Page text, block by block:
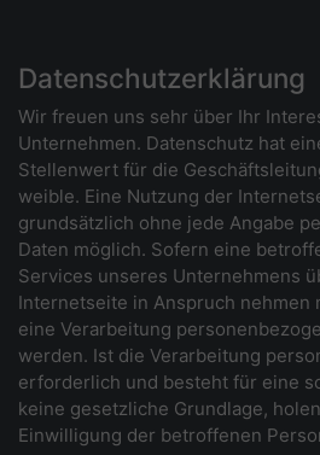
Datenschutzerklärung
Wir freuen uns sehr über Ihr
Unternehmen. Datenschutz hat
Stellenwert für die
weible. Eine Nutzung der
grundsätzlich ohne jede Angabe
Daten möglich. Sofern eine
Services unseres Unternehmens
Internetseite in Anspruch nehmen
eine Verarbeitung
werden. Ist die Verarbeitung
erforderlich und besteht für eine
keine gesetzliche Grundlage,
Einwilligung der betroffenen